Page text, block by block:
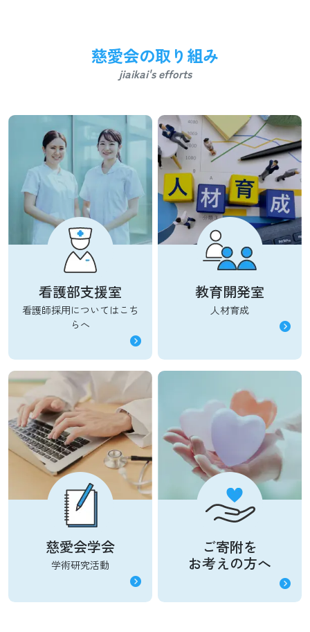
慈愛会の取り組み
jiaikai's efforts
看護部支援室
看護師採用についてはこち
らへ
教育開発室
人材育成
慈愛会学会
学術研究活動
ご寄附を
お考えの方へ